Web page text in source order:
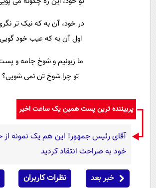
در خود، آن به که نیک تر
اول آن به که عیب خود گویی
ما زبونیم و شوخ جامه و
تو چرا شوخ تن نمی شویی؟
پربیننده ترین پست همین یک ساعت اخیر
آقای رئیس جمهور! این هم یک نمونه
خود به صراحت انتقاد کردید
خبر بعد نظرات کاربران